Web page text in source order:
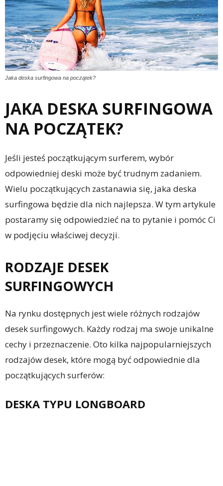
Jaka deska surfingowa na początek?
JAKA DESKA SURFINGOWA
NA POCZĄTEK?
Jeśli jesteś początkującym surferem, wybór
odpowiedniej deski może być trudnym zadaniem.
Wielu początkujących zastanawia się, jaka deska
surfingowa będzie dla nich najlepsza. W tym artykule
postaramy się odpowiedzieć na to pytanie i pomóc Ci
w podjęciu właściwej decyzji.
RODZAJE DESEK
SURFINGOWYCH
Na rynku dostępnych jest wiele różnych rodzajów
desek surfingowych. Każdy rodzaj ma swoje unikalne
cechy i przeznaczenie. Oto kilka najpopularniejszych
rodzajów desek, które mogą być odpowiednie dla
początkujących surferów:
DESKA TYPU LONGBOARD